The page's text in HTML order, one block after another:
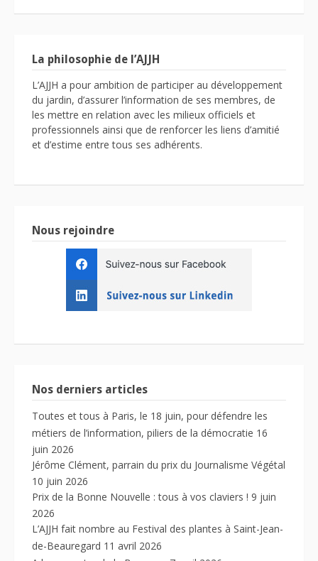
La philosophie de l’AJJH
L’AJJH a pour ambition de participer au développement
du jardin, d’assurer l’information de ses membres, de
les mettre en relation avec les milieux officiels et
professionnels ainsi que de renforcer les liens d’amitié
et d’estime entre tous ses adhérents.
Nous rejoindre
Nos derniers articles
Toutes et tous à Paris, le 18 juin, pour défendre les
métiers de l’information, piliers de la démocratie 16
juin 2026
Jérôme Clément, parrain du prix du Journalisme Végétal
10 juin 2026
Prix de la Bonne Nouvelle : tous à vos claviers ! 9 juin
2026
L’AJJH fait nombre au Festival des plantes à Saint-Jean-
de-Beauregard 11 avril 2026